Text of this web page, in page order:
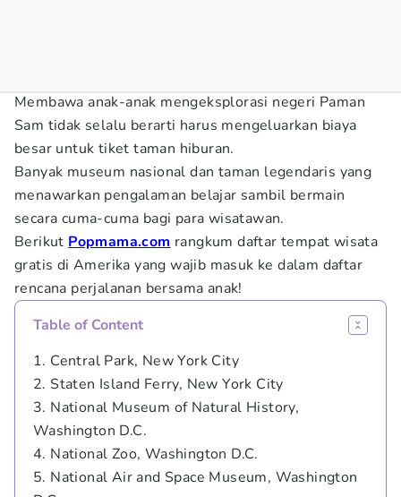
Membawa anak-anak mengeksplorasi negeri Paman
Sam tidak selalu berarti harus mengeluarkan biaya
besar untuk tiket taman hiburan.
Banyak museum nasional dan taman legendaris yang
menawarkan pengalaman belajar sambil bermain
secara cuma-cuma bagi para wisatawan.
Berikut Popmama.com rangkum daftar tempat wisata
gratis di Amerika yang wajib masuk ke dalam daftar
rencana perjalanan bersama anak!
Table of Content
1. Central Park, New York City
2. Staten Island Ferry, New York City
3. National Museum of Natural History,
Washington D.C.
4. National Zoo, Washington D.C.
5. National Air and Space Museum, Washington